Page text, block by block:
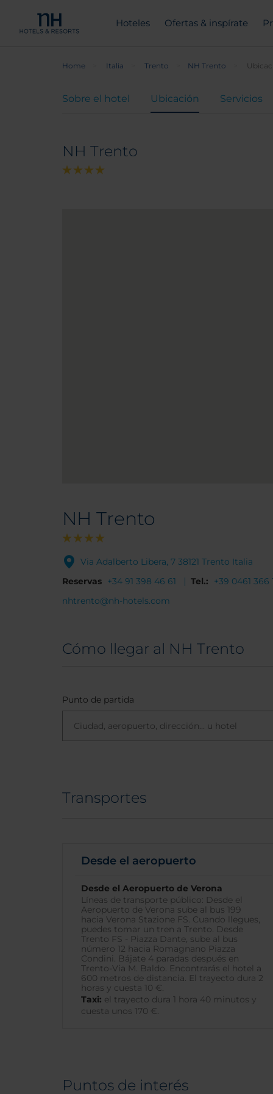
Hoteles Ofertas & inspírate
Home Italia Trento NH Trento
Sobre el hotel Ubicación Servicios
NH Trento
NH Trento
Via Adalberto Libera, 7 38121 Trento Italia
Reservas +34 91 398 46 61 Tel.:
+39 0461 366
nhtrento@nh-hotels.com
Cómo llegar al NH Trento
Punto de partida
Transportes
Desde el aeropuerto
Desde el Aeropuerto de Verona
Líneas de transporte público: Desde el
Aeropuerto de Verona sube al bus 199
hacia Verona Stazione FS. Cuando llegues,
puedes tomar un tren a Trento. Desde
Trento FS - Piazza Dante, sube al bus
número 12 hacia Romagnano Piazza
Condini. Bájate 4 paradas después en
Trento-Via M. Baldo. Encontrarás el hotel a
600 metros de distancia. El trayecto dura 2
horas y cuesta 10 €.
Taxi: el trayecto dura 1 hora 40 minutos y
cuesta unos 170 €.
Puntos de interés